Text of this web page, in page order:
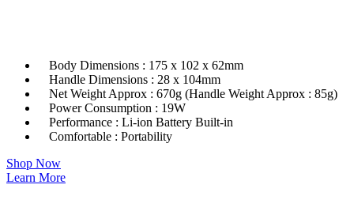
Body Dimensions : 175 x 102 x 62mm
Handle Dimensions : 28 x 104mm
Net Weight Approx : 670g (Handle Weight Approx : 85g)
Power Consumption : 19W
Performance : Li-ion Battery Built-in
Comfortable : Portability
Shop Now
Learn More